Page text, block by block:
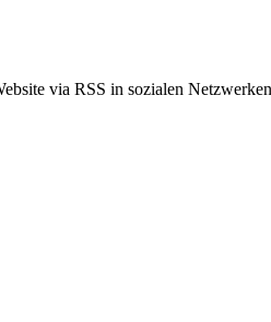
via RSS in sozialen